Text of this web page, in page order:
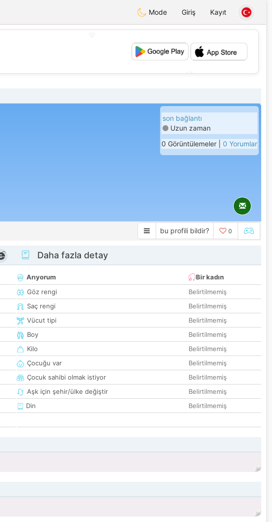
Mode Giriş Kayıt
💕
son bağlantı
Uzun zaman
0 Görüntülemeler | 0 Yorumlar
bu profili bildir? 0
Daha fazla detay
Arıyorum
Bir kadın
Göz rengi
Belirtilmemiş
Saç rengi
Belirtilmemiş
Vücut tipi
Belirtilmemiş
Boy
Belirtilmemiş
Kilo
Belirtilmemiş
Çocuğu var
Belirtilmemiş
Çocuk sahibi olmak istiyor
Belirtilmemiş
Aşk için şehir/ülke değiştir
Belirtilmemiş
Din
Belirtilmemiş